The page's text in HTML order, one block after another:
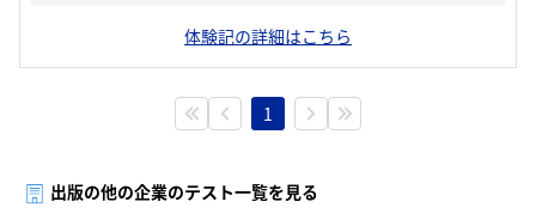
体験記の詳細はこちら
1
出版の他の企業のテスト一覧を見る